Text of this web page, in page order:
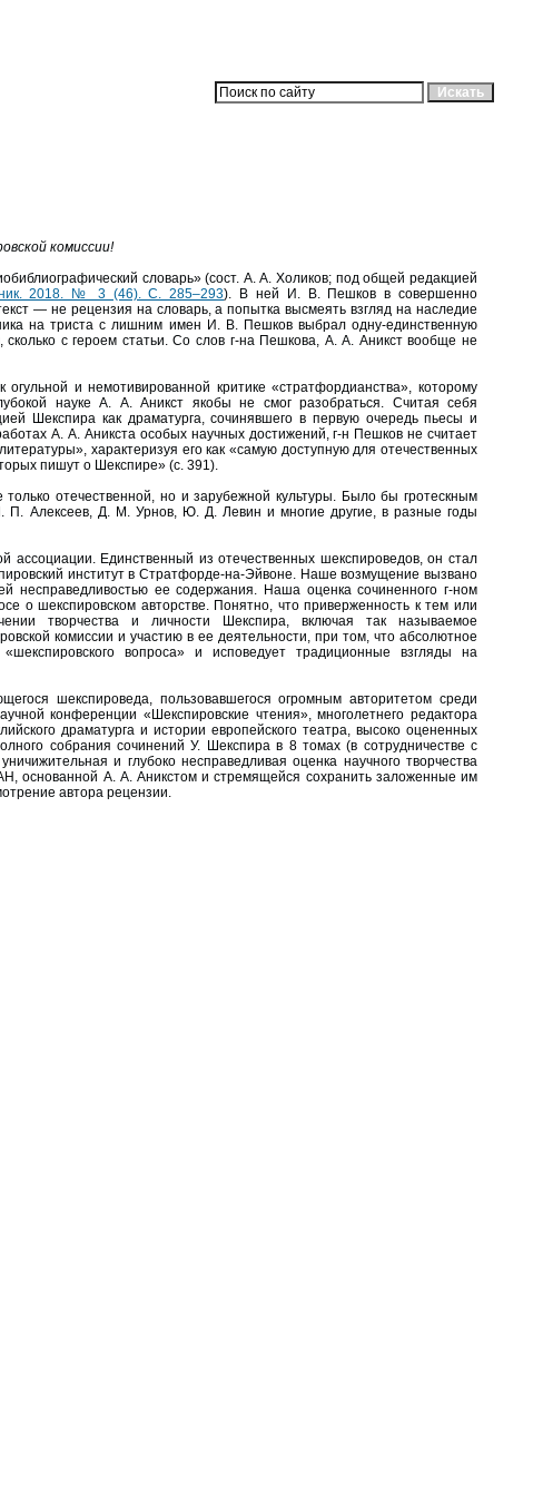
комиссии!
словарь» (сост. А. А. Холиков; под общей редакцией
2018. № 3 (46). С. 285–293). В ней И. В. Пешков в совершенно
— не рецензия на словарь, а попытка высмеять взгляд на наследие
на триста с лишним имен И. В. Пешков выбрал одну-единственную
с героем статьи. Со слов г-на Пешкова, А. А. Аникст вообще не
и немотивированной критике «стратфордианства», которому
науке А. А. Аникст якобы не смог разобраться. Считая себя
Шекспира как драматурга, сочинявшего в первую очередь пьесы и
А. А. Аникста особых научных достижений, г-н Пешков не считает
характеризуя его как «самую доступную для отечественных
пишут о Шекспире» (с. 391).
отечественной, но и зарубежной культуры. Было бы гротескным
Алексеев, Д. М. Урнов, Ю. Д. Левин и многие другие, в разные годы
ассоциации. Единственный из отечественных шекспирове­дов, он стал
институт в Стратфорде-на-Эйвоне. Наше возмущение вызвано
несправедливостью ее содержания. Наша оценка сочиненного г-ном
о шекспировском авторстве. Понятно, что приверженность к тем или
творчества и личности Шекспира, включая так называемое
комиссии и участию в ее деятельности, при том, что абсолютное
вопроса» и исповедует традиционные взгляды на
шекспироведа, пользовавшегося огромным авторитетом среди
конференции «Шекспировские чтения», многолетнего редактора
драматурга и истории европейского театра, высоко оцененных
собрания сочинений У. Шек­спира в 8 томах (в сотрудничестве с
и глубоко несправедливая оценка научного творчества
основанной А. А. Аникстом и стремящейся сохранить заложенные им
автора рецензии.